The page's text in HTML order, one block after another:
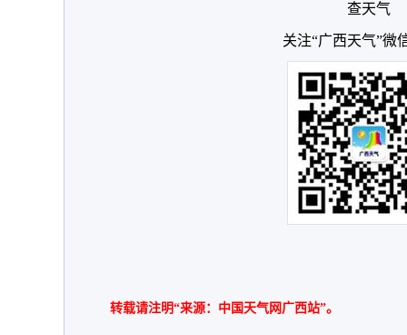
查天气
关注“广西天气”微
转载请注明“来源：中国天气网广西站”。